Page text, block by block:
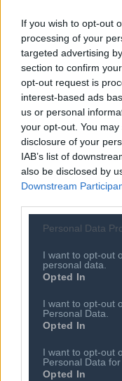
If you wish to opt-out
processing of your
targeted advertising
section to confirm
opt-out request is
interest-based ads
us or personal
your opt-out. You
disclosure of your
IAB’s list of
also be disclosed by
Downstream
Personal Data
I want to opt-out
personal data.
Opted In
I want to opt-out
Personal Data.
Opted In
I want to opt-out
Personal Data
Opted In